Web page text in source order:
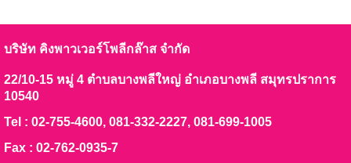
บริษัท คิงพาวเวอร์โพลีกล๊าส จำกัด
22/10-15 หมู่ 4 ตำบลบางพลีใหญ่ อำเภอบางพลี สมุทรปราการ
10540
Tel : 02-755-4600, 081-332-2227, 081-699-1005
Fax : 02-762-0935-7